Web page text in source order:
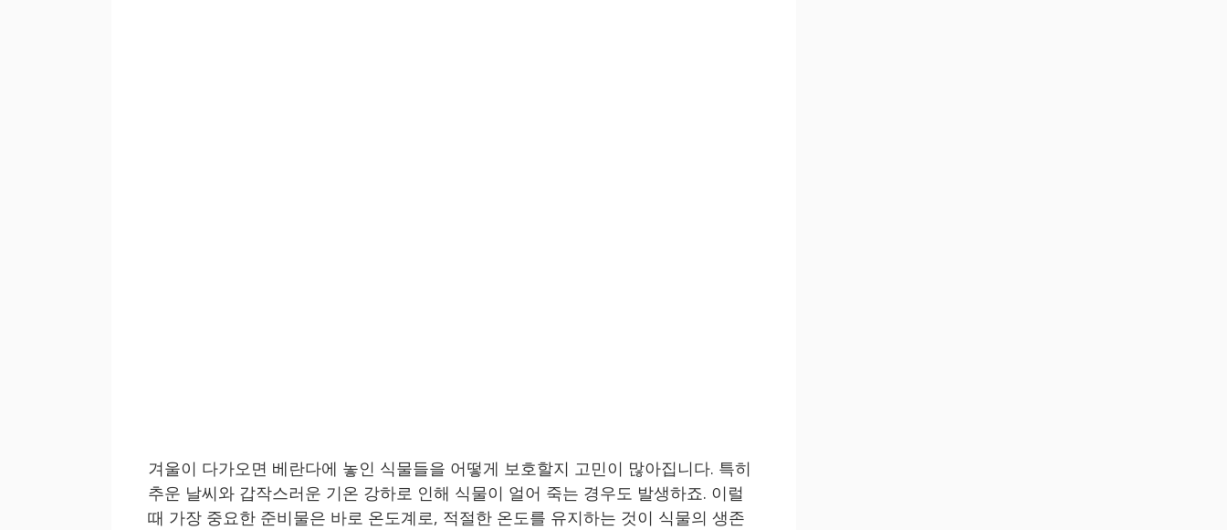
겨울이 다가오면 베란다에 놓인 식물들을 어떻게 보호할지 고민이 많아집니다. 특히
추운 날씨와 갑작스러운 기온 강하로 인해 식물이 얼어 죽는 경우도 발생하죠. 이럴
때 가장 중요한 준비물은 바로 온도계로, 적절한 온도를 유지하는 것이 식물의 생존